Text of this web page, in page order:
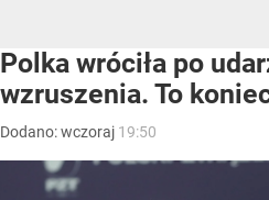
Polka wróciła po
wzruszenia. To
Dodano:wczoraj 19:50